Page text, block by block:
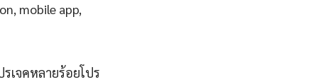
mobile app,
จคหลายร้อยโปร